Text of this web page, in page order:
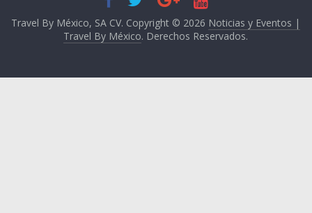
Travel By México, SA CV. Copyright © 2026 Noticias y Eventos |
Travel By México. Derechos Reservados.